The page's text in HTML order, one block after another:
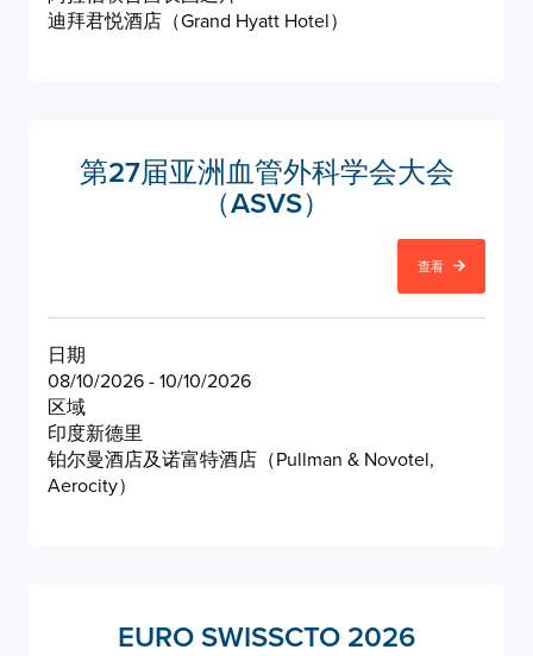
迪拜君悦酒店（Grand Hyatt Hotel）
第27届亚洲血管外科学会大会
（ASVS）
查看
日期
08/10/2026 - 10/10/2026
区域
印度新德里
铂尔曼酒店及诺富特酒店（Pullman & Novotel,
Aerocity）
EURO SWISSCTO 2026